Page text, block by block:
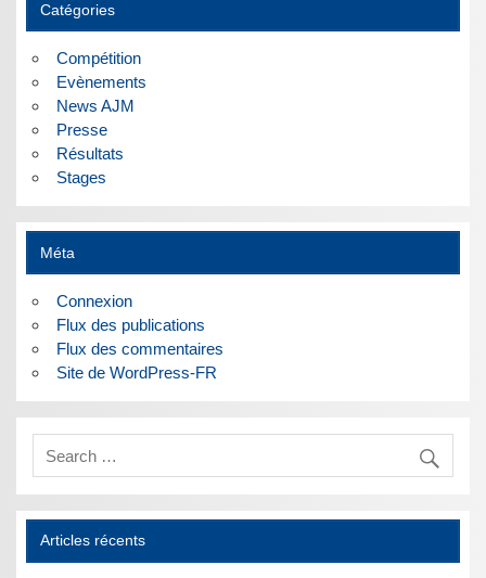
Catégories
Compétition
Evènements
News AJM
Presse
Résultats
Stages
Méta
Connexion
Flux des publications
Flux des commentaires
Site de WordPress-FR
Articles récents